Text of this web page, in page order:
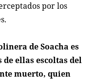
por los
de Soacha es
de ellas escoltas del
muerto, quien